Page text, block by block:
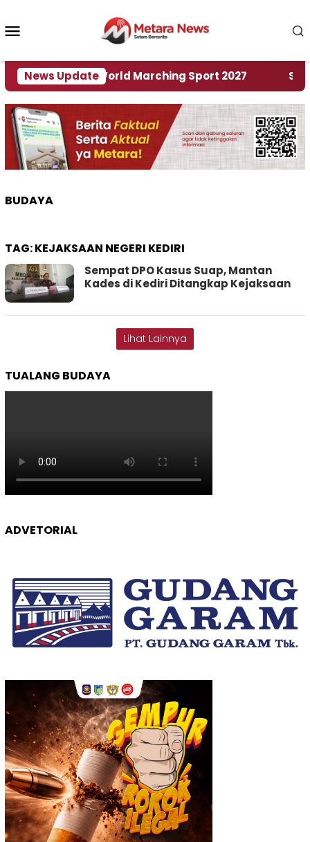
konten
News Update
Rumah World Marching Sport 2027 ‎Soal
BUDAYA
TAG:KEJAKSAAN NEGERI KEDIRI
Sempat DPO Kasus Suap, Mantan
Kades di Kediri Ditangkap Kejaksaan
Lihat Lainnya
TUALANG BUDAYA
ADVETORIAL